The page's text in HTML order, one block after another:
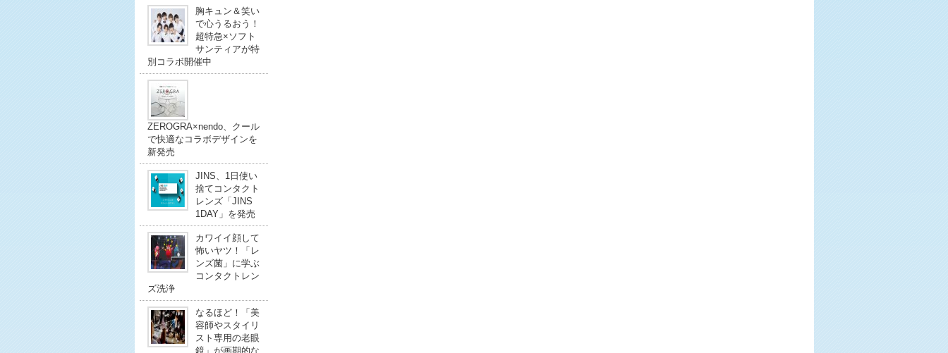
胸キュン＆笑い
で心うるおう！
超特急×ソフト
サンティアが特
別コラボ開催中
ZEROGRA×nendo、クール
で快適なコラボデザインを
新発売
JINS、1日使い
捨てコンタクト
レンズ「JINS
1DAY」を発売
カワイイ顔して
怖いヤツ！「レ
ンズ菌」に学ぶ
コンタクトレン
ズ洗浄
なるほど！「美
容師やスタイリ
スト専用の老眼
鏡」が画期的な